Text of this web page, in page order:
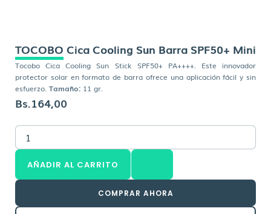
TOCOBO Cica Cooling Sun Barra SPF50+ Mini
Tocobo Cica Cooling Sun Stick SPF50+ PA++++. Este innovador
protector solar en formato de barra ofrece una aplicación fácil y sin
esfuerzo. Tamaño: 11 gr.
Bs.164,00
TOCOBO
Cica
Cooling
Sun
Barra
Mini
AÑADIR AL CARRITO
COMPRAR AHORA